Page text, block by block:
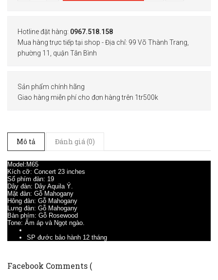
Hotline đặt hàng: 0967.518.158
Mua hàng trực tiếp tại shop - Địa chỉ: 99 Võ Thành Trang,
phường 11, quận Tân Bình
Sản phẩm chính hãng
Giao hàng miễn phí cho đơn hàng trên 1tr500k
Mô tả Đánh giá (0)
Model:M65
Kích cỡ: Concert 23 inches
Số phím đàn: 19
Dây đàn: Dây Aquila Ý.
Mặt đàn: Gỗ Mahogany
Hông đàn: Gỗ Mahogany
Lưng đàn: Gỗ Mahogany
Bàn phím: Gỗ Rosewood
Tone: Ấm áp và Ngọt ngào.
SP đước bảo hành 12 tháng
Facebook Comments (